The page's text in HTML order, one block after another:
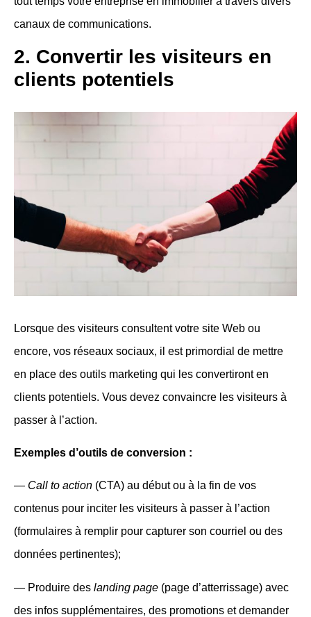
canaux de communications.
2. Convertir les visiteurs en
clients potentiels
Lorsque des visiteurs consultent votre site Web ou
encore, vos réseaux sociaux, il est primordial de mettre
en place des outils marketing qui les convertiront en
clients potentiels. Vous devez convaincre les visiteurs à
passer à l’action.
Exemples d’outils de conversion :
— Call to action (CTA) au début ou à la fin de vos
contenus pour inciter les visiteurs à passer à l’action
(formulaires à remplir pour capturer son courriel ou des
données pertinentes);
— Produire des landing page (page d’atterrissage) avec
des infos supplémentaires, des promotions et demander